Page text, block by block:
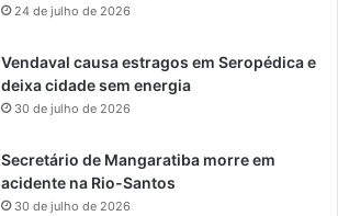
24 de julho de 2026
Vendaval causa estragos em Seropédica e
deixa cidade sem energia
30 de julho de 2026
Secretário de Mangaratiba morre em
acidente na Rio-Santos
30 de julho de 2026